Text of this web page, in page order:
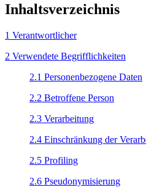
Inhaltsverzeichnis
1 Verantwortlicher
2 Verwendete Begrifflichkeiten
2.1 Personenbezogene Daten
2.2 Betroffene Person
2.3 Verarbeitung
2.4 Einschränkung der
2.5 Profiling
2.6 Pseudonymisierung